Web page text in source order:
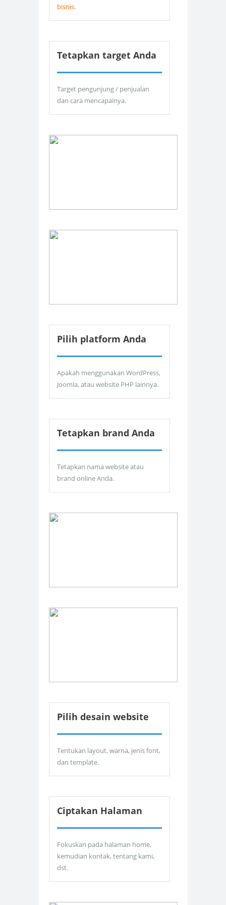
bisnis.
Tetapkan target Anda
Target pengunjung / penjualan
dan cara mencapainya.
Pilih platform Anda
Apakah menggunakan WordPress,
Joomla, atau website PHP lainnya.
Tetapkan brand Anda
Tetapkan nama website atau
brand online Anda.
Pilih desain website
Tentukan layout, warna, jenis font,
dan template.
Ciptakan Halaman
Fokuskan pada halaman home,
kemudian kontak, tentang kami,
dst.